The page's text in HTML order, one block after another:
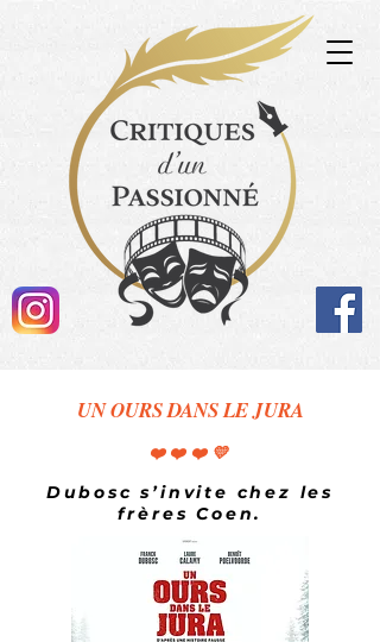
UN OURS DANS LE JURA
❤️❤️❤️💛
Dubosc s’invite chez les
frères Coen.